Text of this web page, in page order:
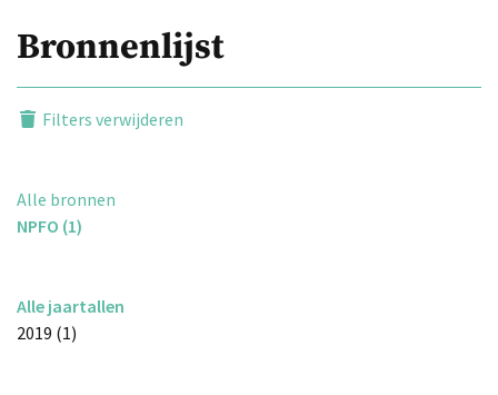
Bronnenlijst
Filters verwijderen
Alle bronnen
NPFO (1)
Alle jaartallen
2019 (1)